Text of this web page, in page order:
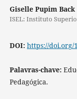
Giselle Pupim Back
ISEL: Instituto
DOI: https://doi.org/
Palavras-chave:
Pedagógica.